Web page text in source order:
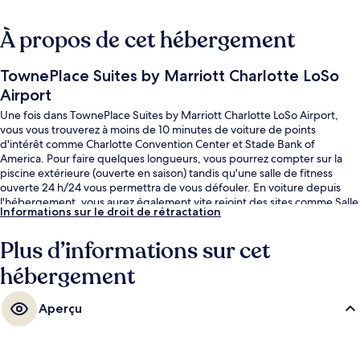
À propos de cet hébergement
TownePlace Suites by Marriott Charlotte LoSo
Airport
Une fois dans TownePlace Suites by Marriott Charlotte LoSo Airport,
vous vous trouverez à moins de 10 minutes de voiture de points
d'intérêt comme Charlotte Convention Center et Stade Bank of
America. Pour faire quelques longueurs, vous pourrez compter sur la
piscine extérieure (ouverte en saison) tandis qu'une salle de fitness
ouverte 24 h/24 vous permettra de vous défouler. En voiture depuis
l'hébergement, vous aurez également vite rejoint des sites comme Salle
omnisports Spectrum Center et Southpark Mall (centre commercial). Les
personnel attentionné.
Informations sur le droit de rétractation
Plus d’informations sur cet
hébergement
Aperçu